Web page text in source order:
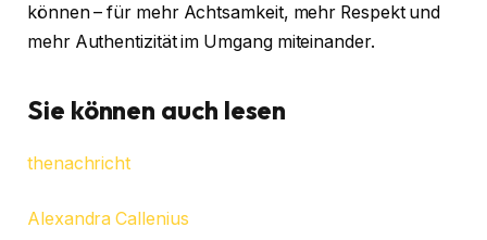
können – für mehr Achtsamkeit, mehr Respekt und
mehr Authentizität im Umgang miteinander.
Sie können auch lesen
thenachricht
Alexandra Callenius